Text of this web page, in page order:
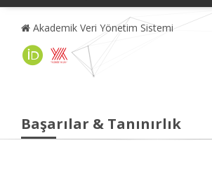
Akademik Veri Yönetim Sistemi
Başarılar & Tanınırlık